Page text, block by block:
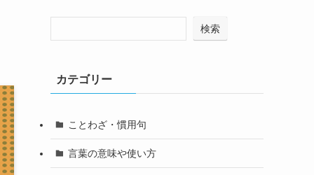
検索
カテゴリー
ことわざ・慣用句
言葉の意味や使い方